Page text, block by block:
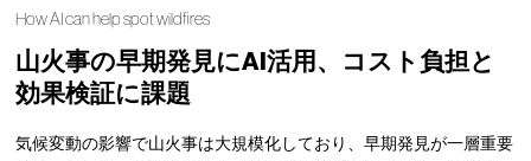
How AI can help spot wildfires
山火事の早期発見にAI活用、コスト負担と
効果検証に課題
気候変動の影響で山火事は大規模化しており、早期発見が一層重要